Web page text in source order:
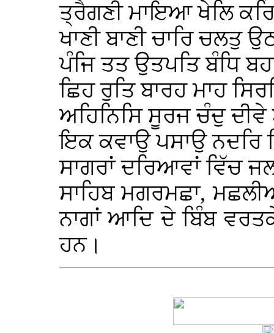
ਤ੍ਰੈਗਣੀ ਮਾਇਆ ਖੇਲਿ
ਖਾਣੀ ਬਾਣੀ ਚਾਰਿ ਚਲਤੁ
ਪੰਜਿ ਤਤ ਉਤਪਤਿ ਬੰਧਿ
ਛਿਹ ਰੁਤਿ ਬਾਰਹ ਮਾਹ
ਅਹਿਨਿਸਿ ਸੂਰਜ ਚੰਦੁ
ਇਕ ਕਵਾਉ ਪਸਾਉ ਨਦਰਿ
ਸਾਗਰਾਂ ਦਰਿਆਵਾਂ ਵਿੱਚ
ਸਾਹਿਬ ਮਗਰਮਛਾ,
ਨਾਗਾਂ ਆਦਿ ਦੇ ਬਿੰਬ
ਹਨ।